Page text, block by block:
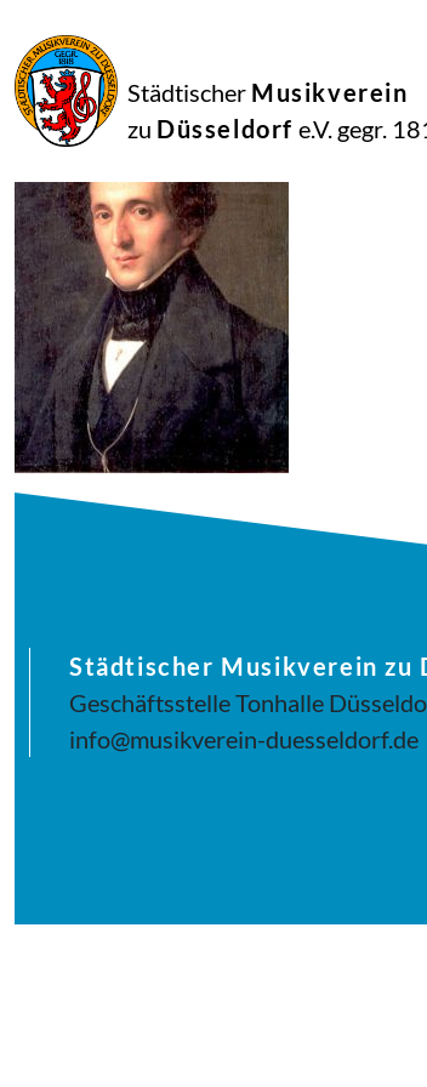
Städtischer Musikverein
zu Düsseldorf e.V. gegr.
August
2021
Manfred Hill
Mendelssohn Bartholdy, Felix
Städtischer Musikverein zu
Geschäftsstelle Tonhalle
info@musikverein-duesseldorf.de